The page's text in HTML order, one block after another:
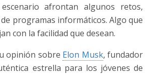
afrontan algunos retos,
programas informáticos. Algo que
con la facilidad que desean.
opinión sobre Elon Musk, fundador
estrella para los jóvenes de